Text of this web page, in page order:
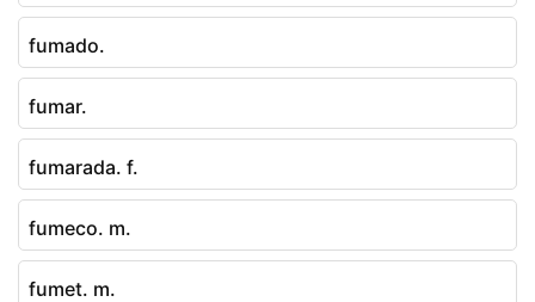
fumado.
fumar.
fumarada. f.
fumeco. m.
fumet. m.